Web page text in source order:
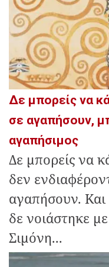
Δε μπορείς να
σε αγαπήσουν,
αγαπήσιμος
Δε μπορείς να
δεν
αγαπήσουν. Και
δε νοιάστηκε
Σιμόνη...